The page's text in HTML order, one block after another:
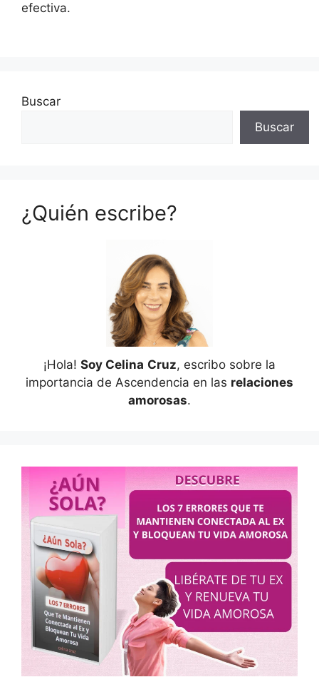
efectiva.
Buscar
Buscar
¿Quién escribe?
¡Hola! Soy Celina Cruz, escribo sobre la
importancia de Ascendencia en las relaciones
amorosas.